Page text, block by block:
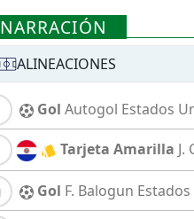
NARRACIÓN
ALINEACIONES
Gol Autogol Estados
Tarjeta Amarilla J.
Gol F. Balogun